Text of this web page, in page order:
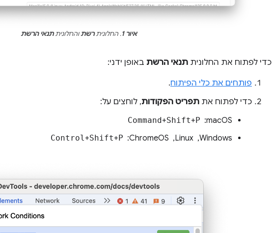
איור 1 . החלוניתרשתוהחלוניתתנאי הרשת
כדי לפתוח את החלונית תנאי הרשת באופן ידני:
פותחים את כלי הפיתוח.
כדי לפתוח את תפריט הפקודות, לוחצים על:
macOS: ‏
Command‎+‎Shift‎+‎P
Windows, ‏ Linux, ‏ ChromeOS: ‏
Control +Shift+P